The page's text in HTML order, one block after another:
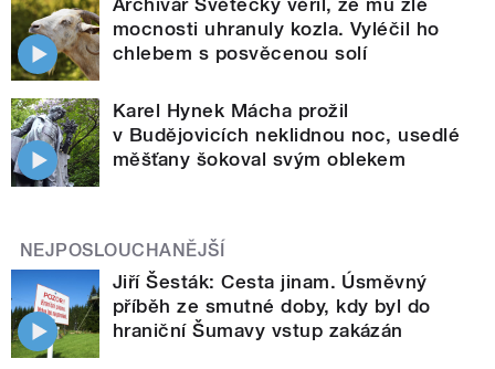
mocnosti uhranuly kozla. Vyléčil ho
chlebem s posvěcenou solí
Karel Hynek Mácha prožil
v Budějovicích neklidnou noc, usedlé
měšťany šokoval svým oblekem
NEJPOSLOUCHANĚJŠÍ
Jiří Šesták: Cesta jinam. Úsměvný
příběh ze smutné doby, kdy byl do
hraniční Šumavy vstup zakázán